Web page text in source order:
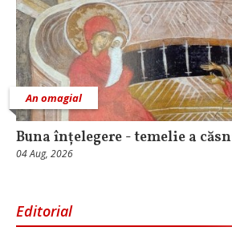
An omagial
Buna înțelegere - temelie a
04 Aug, 2026
Editorial